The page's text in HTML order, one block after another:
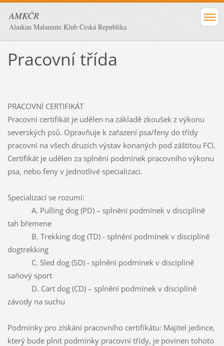
AMKČR
Alaskan Malamute Klub Česká Republika
Pracovní třída
PRACOVNÍ CERTIFIKÁT
Pracovní certifikát je udělen na základě zkoušek z výkonu
severských psů. Opravňuje k zařazení psa/feny do třídy
pracovní na všech druzích výstav konaných pod záštitou FCI.
Certifikát je udělen za splnění podmínek pracovního výkonu
psa, nebo feny v jednotlivé specializaci.
Specializací se rozumí:
A. Pulling dog (PD) – splnění podmínek v disciplíně
tah břemene
B. Trekking dog (TD) - splnění podmínek v disciplíně
dogtrekking
C. Sled dog (SD) - splnění podmínek v disciplíně
saňový sport
D. Cart dog (CD) – splnění podmínek v disciplíně
závody na suchu
Podmínky pro získání pracovního certifikátu: Majitel jedince,
který bude plnit podmínky pracovní třídy, je povinen tohoto